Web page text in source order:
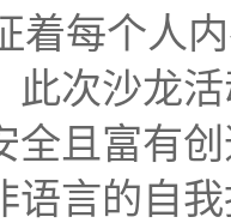
着每个人
此次沙龙
全且富有
语言的自